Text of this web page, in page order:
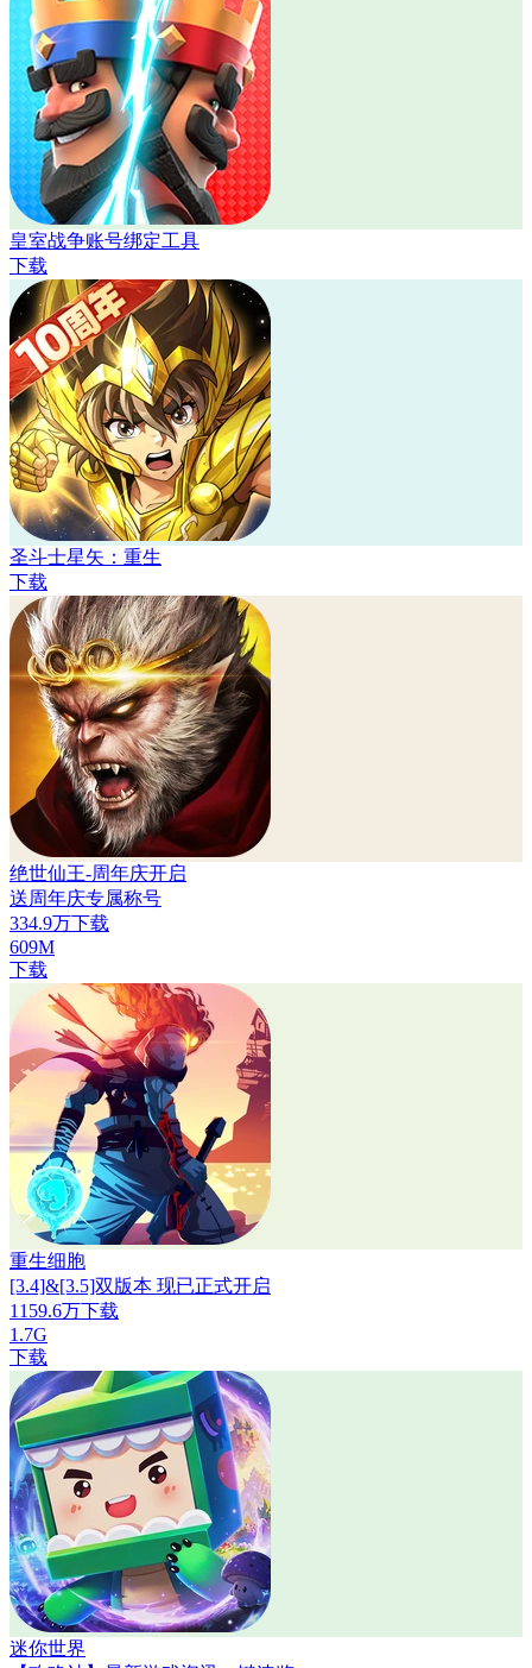
皇室战争账号绑定工具
下载
圣斗士星矢：重生
下载
绝世仙王-周年庆开启
送周年庆专属称号
334.9万下载
609M
下载
重生细胞
[3.4]&[3.5]双版本 现已正式开启
1159.6万下载
1.7G
下载
迷你世界